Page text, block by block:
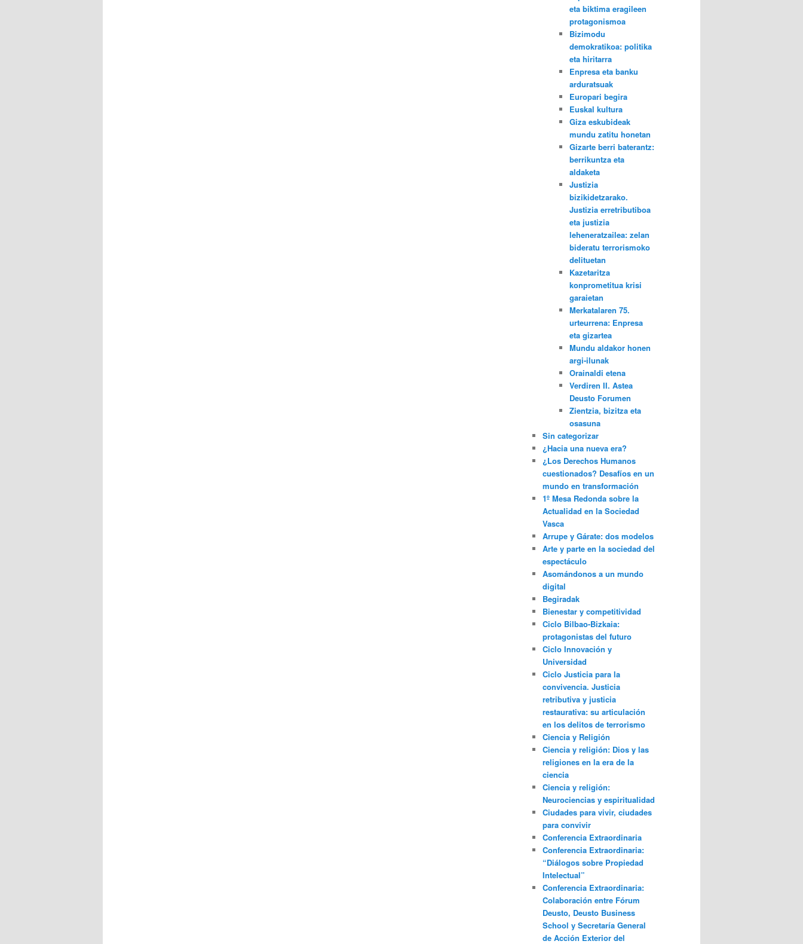
eta biktima eragileen
protagonismoa
Bizimodu
demokratikoa: politika
eta hiritarra
Enpresa eta banku
arduratsuak
Europari begira
Euskal kultura
Giza eskubideak
mundu zatitu honetan
Gizarte berri baterantz:
berrikuntza eta
aldaketa
Justizia
bizikidetzarako.
Justizia erretributiboa
eta justizia
leheneratzailea: zelan
bideratu terrorismoko
delituetan
Kazetaritza
konprometitua krisi
garaietan
Merkatalaren 75.
urteurrena: Enpresa
eta gizartea
Mundu aldakor honen
argi-ilunak
Orainaldi etena
Verdiren II. Astea
Deusto Forumen
Zientzia, bizitza eta
osasuna
Sin categorizar
¿Hacia una nueva era?
¿Los Derechos Humanos
cuestionados? Desafíos en un
mundo en transformación
1º Mesa Redonda sobre la
Actualidad en la Sociedad
Vasca
Arrupe y Gárate: dos modelos
Arte y parte en la sociedad del
espectáculo
Asomándonos a un mundo
digital
Begiradak
Bienestar y competitividad
Ciclo Bilbao-Bizkaia:
protagonistas del futuro
Ciclo Innovación y
Universidad
Ciclo Justicia para la
convivencia. Justicia
retributiva y justicia
restaurativa: su articulación
en los delitos de terrorismo
Ciencia y Religión
Ciencia y religión: Dios y las
religiones en la era de la
ciencia
Ciencia y religión:
Neurociencias y espiritualidad
Ciudades para vivir, ciudades
para convivir
Conferencia Extraordinaria
Conferencia Extraordinaria:
“Diálogos sobre Propiedad
Intelectual”
Conferencia Extraordinaria:
Colaboración entre Fórum
Deusto, Deusto Business
School y Secretaría General
de Acción Exterior del